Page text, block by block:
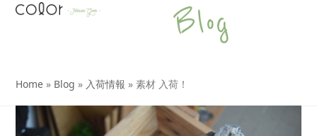
SkipOpen
Close
Blog
Home » Blog » 入荷情報 »素材 入荷！